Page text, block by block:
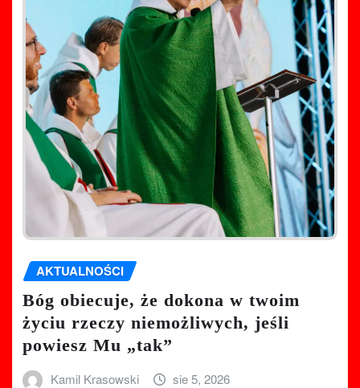
AKTUALNOŚCI
Bóg obiecuje, że dokona w twoim
życiu rzeczy niemożliwych, jeśli
powiesz Mu „tak”
Kamil Krasowski sie 5, 2026